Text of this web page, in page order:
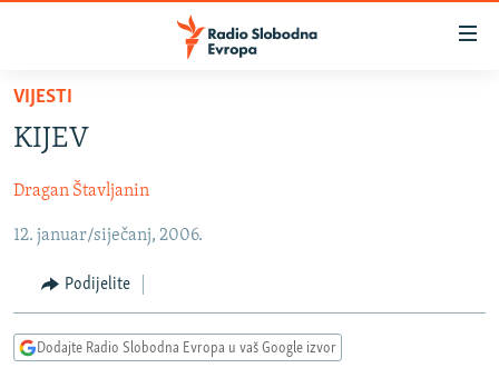
Pređite
glavni
Pređite
na
navigaciju
Pređite
na
pretragu
BOSNA I HERCEGOVINA
SRBIJA
KOSOVO
CRNA GORA
VIZUELNO
VIDEO
PODCASTI
VIJESTI
KIJEV
Dragan Štavljanin
12. januar/siječanj, 2006.
Podijelite
Dodajte Radio Slobodna Evropa u vaš Google izvor